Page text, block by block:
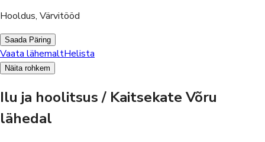
Hooldus, Värvitööd
Saada Päring
Vaata lähemaltHelista
Näita rohkem
Ilu ja hoolitsus / Kaitsekate Võru
lähedal